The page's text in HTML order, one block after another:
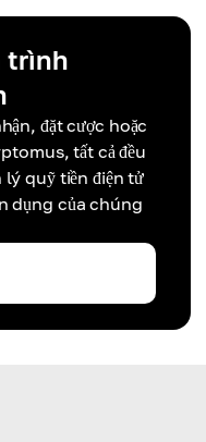
trình
đặt cược hoặc
tất cả đều
quỹ tiền điện tử
dụng của chúng